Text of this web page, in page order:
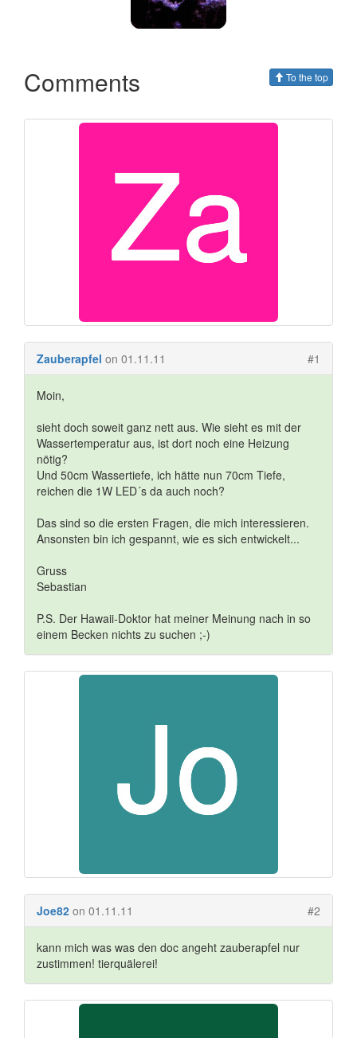
Comments To the top
Zauberapfel on 01.11.11 #1
Moin,
sieht doch soweit ganz nett aus. Wie sieht es mit der
Wassertemperatur aus, ist dort noch eine Heizung
nötig?
Und 50cm Wassertiefe, ich hätte nun 70cm Tiefe,
reichen die 1W LED´s da auch noch?
Das sind so die ersten Fragen, die mich interessieren.
Ansonsten bin ich gespannt, wie es sich entwickelt...
Gruss
Sebastian
P.S. Der Hawaii-Doktor hat meiner Meinung nach in so
einem Becken nichts zu suchen ;-)
Joe82 on 01.11.11 #2
kann mich was was den doc angeht zauberapfel nur
zustimmen! tierquälerei!